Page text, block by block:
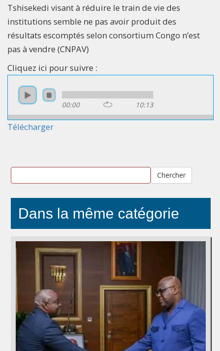
Tshisekedi visant à réduire le train de vie des
institutions semble ne pas avoir produit des
résultats escomptés selon consortium Congo n’est
pas à vendre (CNPAV)
Cliquez ici pour suivre :
00:00 10:13
Télécharger
Chercher
Dans la même catégorie